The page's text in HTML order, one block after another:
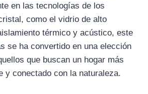
en las tecnologías de los
como el vidrio de alto
térmico y acústico, este
se ha convertido en una elección
que buscan un hogar más
y conectado con la naturaleza.